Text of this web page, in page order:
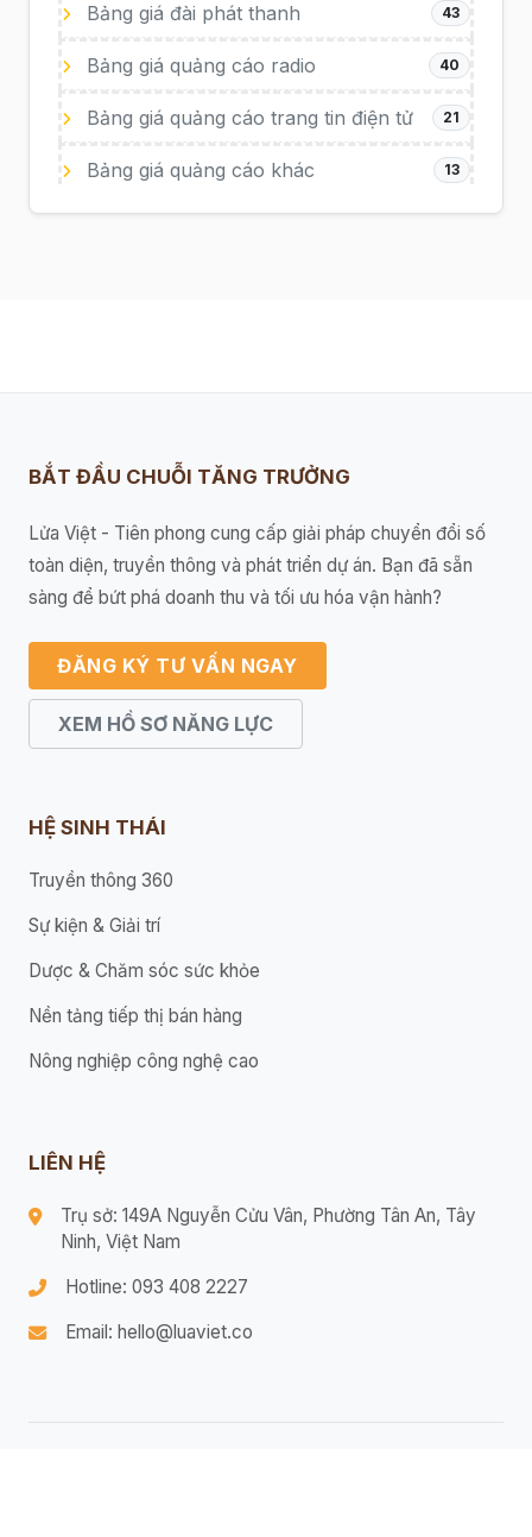
Bảng giá đài phát thanh 43
Bảng giá quảng cáo radio 40
Bảng giá quảng cáo trang tin điện tử 21
Bảng giá quảng cáo khác 13
BẮT ĐẦU CHUỖI TĂNG TRƯỞNG
Lửa Việt - Tiên phong cung cấp giải pháp chuyển đổi số
toàn diện, truyền thông và phát triển dự án. Bạn đã sẵn
sàng để bứt phá doanh thu và tối ưu hóa vận hành?
ĐĂNG KÝ TƯ VẤN NGAY
XEM HỒ SƠ NĂNG LỰC
HỆ SINH THÁI
Truyền thông 360
Sự kiện & Giải trí
Dược & Chăm sóc sức khỏe
Nền tảng tiếp thị bán hàng
Nông nghiệp công nghệ cao
LIÊN HỆ
Trụ sở: 149A Nguyễn Cửu Vân, Phường Tân An, Tây
Ninh, Việt Nam
Hotline: 093 408 2227
Email: hello@luaviet.co